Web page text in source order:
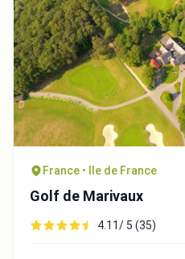
France • Ile de France
Golf de Marivaux
4.11/ 5 (35)